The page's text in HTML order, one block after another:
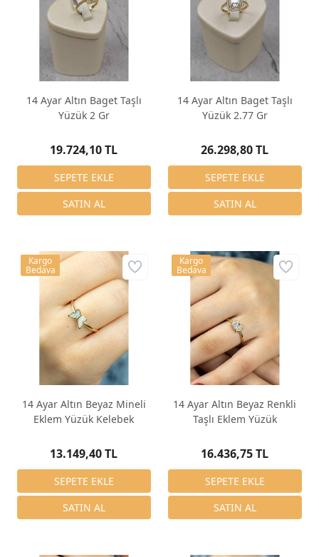
14 Ayar Altın Baget Taşlı
Yüzük 2 Gr
19.724,10 TL
14 Ayar Altın Baget Taşlı
Yüzük 2.77 Gr
26.298,80 TL
14 Ayar Altın Beyaz Mineli
Eklem Yüzük Kelebek
13.149,40 TL
Kargo
Bedava
14 Ayar Altın Beyaz Renkli
Taşlı Eklem Yüzük
16.436,75 TL
Kargo
Bedava